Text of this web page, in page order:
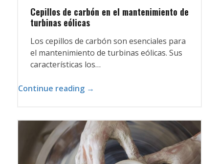
Cepillos de carbón en el mantenimiento de
turbinas eólicas
Los cepillos de carbón son esenciales para
el mantenimiento de turbinas eólicas. Sus
características los…
Continue reading →